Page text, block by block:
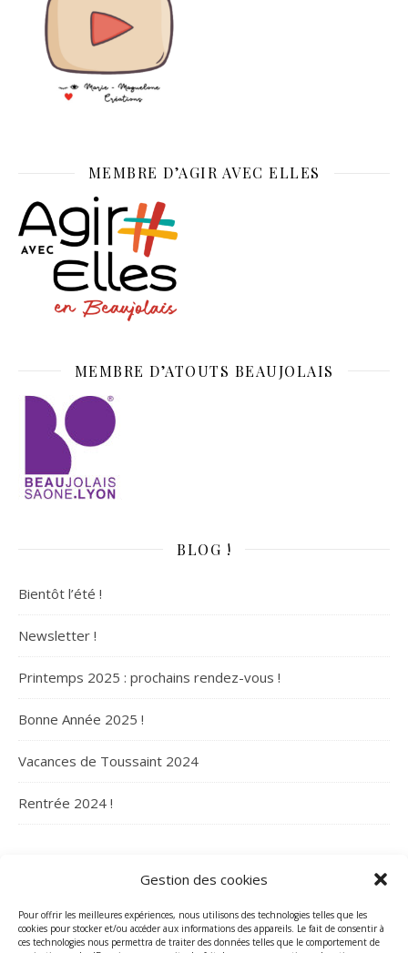
Gestion des cookies
Pour offrir les meilleures expériences, nous utilisons des technologies telles que les
cookies pour stocker et/ou accéder aux informations des appareils. Le fait de consentir à
ces technologies nous permettra de traiter des données telles que le comportement de
MEMBRE D’AGIR AVEC ELLES
MEMBRE D’ATOUTS BEAUJOLAIS
BLOG !
Bientôt l’été !
Newsletter !
Printemps 2025 : prochains rendez-vous !
Bonne Année 2025 !
Vacances de Toussaint 2024
Rentrée 2024 !
ARCHIVES
Archives